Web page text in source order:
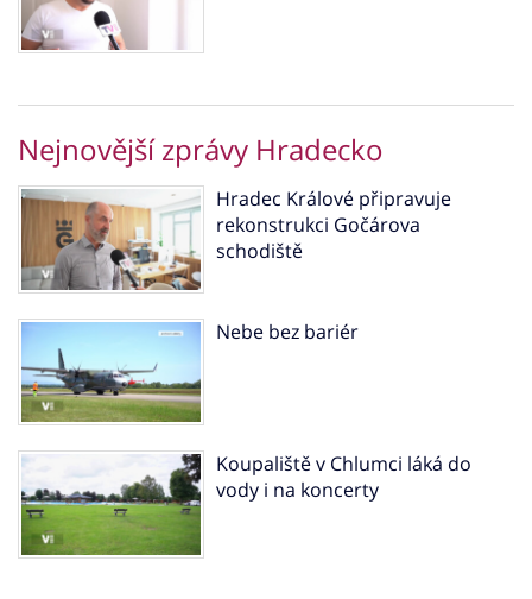
Nejnovější zprávy Hradecko
Hradec Králové připravuje
rekonstrukci Gočárova
schodiště
Nebe bez bariér
Koupaliště v Chlumci láká do
vody i na koncerty